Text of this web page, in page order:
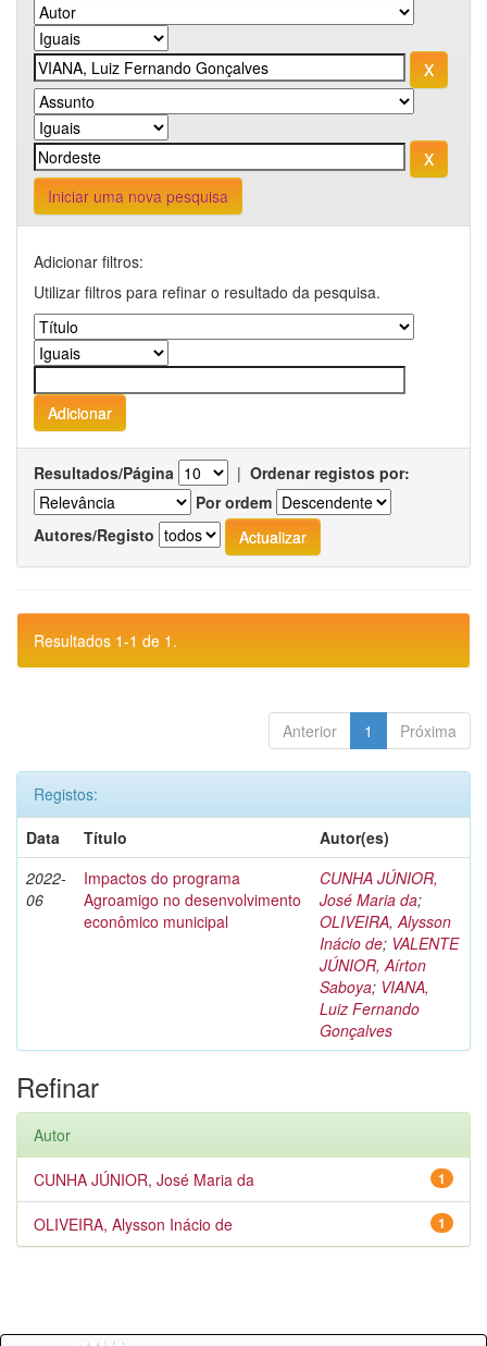
Iniciar uma nova pesquisa
Adicionar filtros:
Utilizar filtros para refinar o resultado da pesquisa.
Resultados/Página | Ordenar registos por:
Por ordem
Autores/Registo
Resultados 1-1 de 1.
Anterior 1 Próxima
Registos:
Data
Título
Autor(es)
2022-
06
Impactos do programa
Agroamigo no desenvolvimento
econômico municipal
CUNHA JÚNIOR,
José Maria da;
OLIVEIRA, Alysson
Inácio de; VALENTE
JÚNIOR, Aírton
Saboya; VIANA,
Luiz Fernando
Gonçalves
Refinar
Autor
1
CUNHA JÚNIOR, José Maria da
1
OLIVEIRA, Alysson Inácio de